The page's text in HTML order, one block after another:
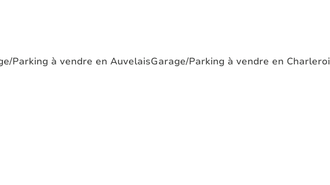
Parking à vendre en AuvelaisGarage/Parking à vendre en Charleroi